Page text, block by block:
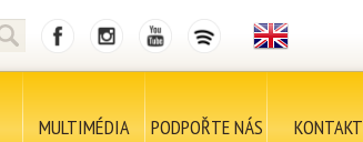
MULTIMÉDIA PODPOŘTE NÁS KONTAKT